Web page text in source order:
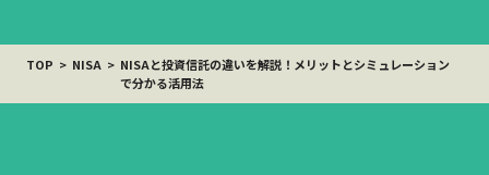
TOP NISA
NISAと投資信託の違いを解説！メリットとシミュレーション
で分かる活用法